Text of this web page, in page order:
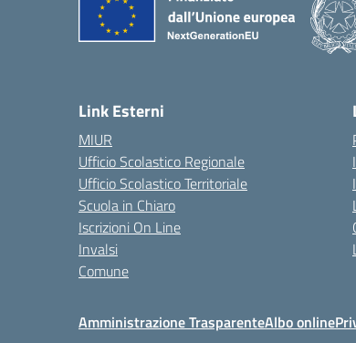
Link Esterni
MIUR
Ufficio Scolastico Regionale
Ufficio Scolastico Territoriale
Scuola in Chiaro
Iscrizioni On Line
Invalsi
Comune
Amministrazione TrasparenteAlbo online